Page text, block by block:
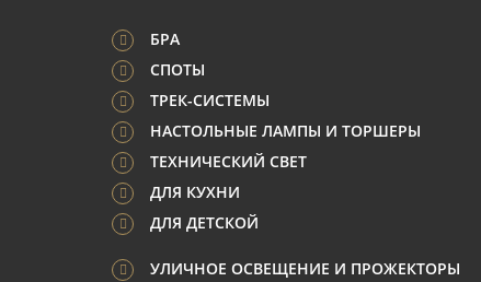
БРА
СПОТЫ
ТРЕК-СИСТЕМЫ
НАСТОЛЬНЫЕ ЛАМПЫ И ТОРШЕРЫ
ТЕХНИЧЕСКИЙ СВЕТ
ДЛЯ КУХНИ
ДЛЯ ДЕТСКОЙ
УЛИЧНОЕ ОСВЕЩЕНИЕ И ПРОЖЕКТОРЫ